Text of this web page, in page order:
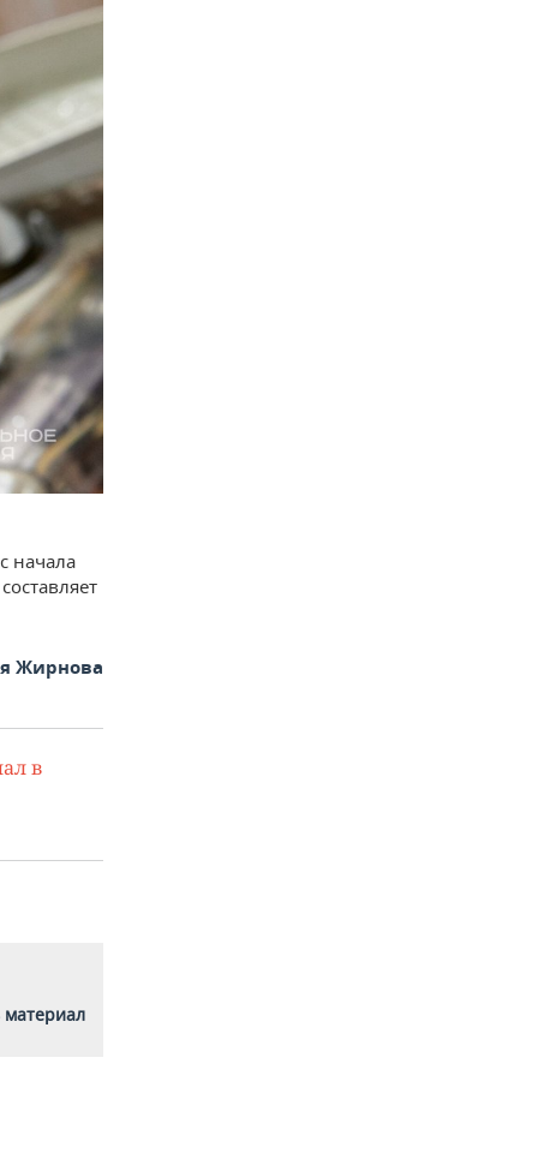
начала
Жирнова
в
материал